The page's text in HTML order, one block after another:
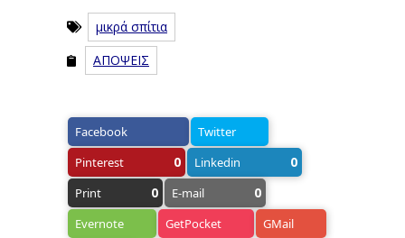
μικρά σπίτια
ΑΠΟΨΕΙΣ
Facebook
Twitter
Pinterest
0 Linkedin 0
Print 0 E-mail 0
Evernote GetPocket GMail